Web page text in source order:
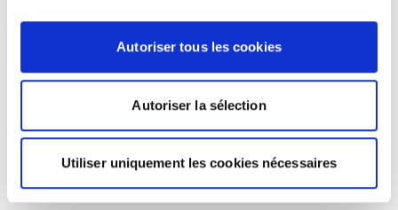
Autoriser tous les cookies
Autoriser la sélection
Utiliser uniquement les cookies nécessaires